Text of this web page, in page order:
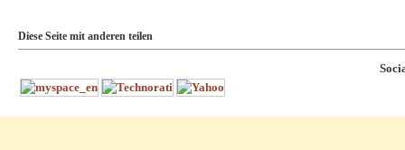
Diese Seite mit anderen teilen